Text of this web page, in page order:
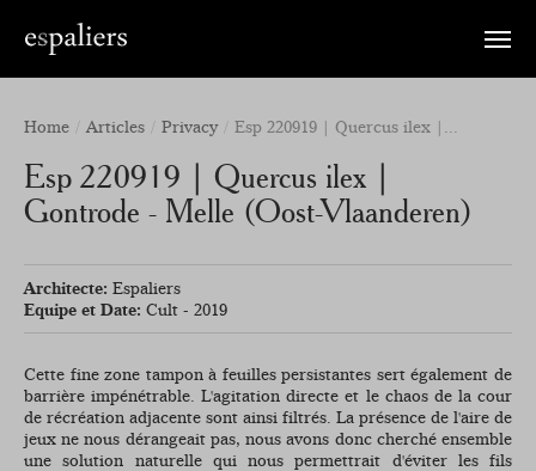
Toggle
Home Articles Privacy Esp 220919 | Quercus ilex |...
Esp 220919 | Quercus ilex |
Gontrode - Melle (Oost-Vlaanderen)
Architecte: Espaliers
Equipe et Date: Cult - 2019
Cette fine zone tampon à feuilles persistantes sert également de
barrière impénétrable. L'agitation directe et le chaos de la cour
de récréation adjacente sont ainsi filtrés. La présence de l'aire de
jeux ne nous dérangeait pas, nous avons donc cherché ensemble
une solution naturelle qui nous permettrait d'éviter les fils